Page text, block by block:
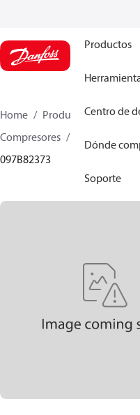
Productos
Centro de
Dónde
Soporte
Home Productos
Compresores
097B82373